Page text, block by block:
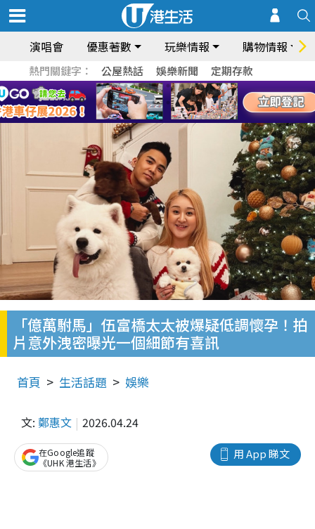
演唱會 優惠著數 玩樂情報 購物情報
熱門關鍵字： 公屋熱話 娛樂新聞 定期存款
「億萬駙馬」伍富橋太太被爆疑低調懷孕！拍
片意外洩密曝光一個細節有喜訊
首頁 生活話題 娛樂
文: 鄭惠文 2026.04.24
用 App 睇文
在Google追蹤
《UHK 港生活》